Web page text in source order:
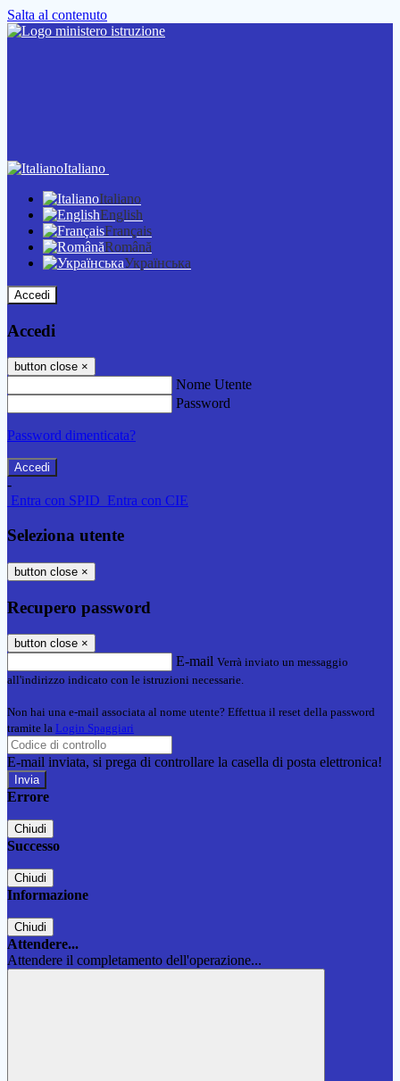
Salta al contenuto
Italiano
Italiano
English
Français
Română
Українська
Accedi
Accedi
button close ×
Nome Utente
Password
Password dimenticata?
-
Entra con SPID Entra con CIE
Seleziona utente
button close ×
Recupero password
button close ×
E-mail Verrà inviato un messaggio
all'indirizzo indicato con le istruzioni necessarie.
Non hai una e-mail associata al nome utente? Effettua il reset della password
tramite la Login Spaggiari
E-mail inviata, si prega di controllare la casella di posta elettronica!
Errore
Chiudi
Successo
Chiudi
Informazione
Chiudi
Attendere...
Attendere il completamento dell'operazione...